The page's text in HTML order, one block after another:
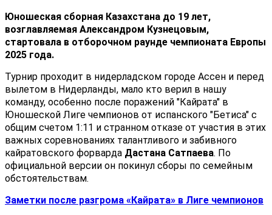
Юношеская сборная Казахстана до 19 лет,
возглавляемая Александром Кузнецовым,
стартовала в отборочном раунде чемпионата Европы
2025 года.
Турнир проходит в нидерладском городе Ассен и перед
вылетом в Нидерланды, мало кто верил в нашу
команду, особенно после поражений "Кайрата" в
Юношеской Лиге чемпионов от испанского "Бетиса" с
общим счетом 1:11 и странном отказе от участия в этих
важных соревнованиях талантливого и забивного
кайратовского форварда Дастана Сатпаева. По
официальной версии он покинул сборы по семейным
обстоятельствам.
Заметки после разгрома «Кайрата» в Лиге чемпионов